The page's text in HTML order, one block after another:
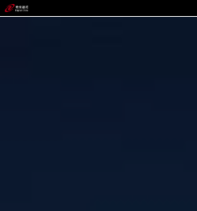
GOPAY钱包